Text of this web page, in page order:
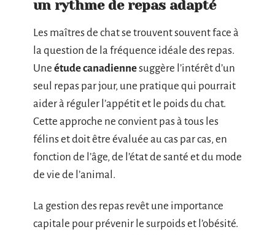
un rythme de repas adapté
Les maîtres de chat se trouvent souvent face à
la question de la fréquence idéale des repas.
Une étude canadiennesuggère l’intérêt d’un
seul repas par jour, une pratique qui pourrait
aider à réguler l’appétit et le poids du chat.
Cette approche ne convient pas à tous les
félins et doit être évaluée au cas par cas, en
fonction de l’âge, de l’état de santé et du mode
de vie de l’animal.
La gestion des repas revêt une importance
capitale pour prévenir le surpoids et l’obésité.